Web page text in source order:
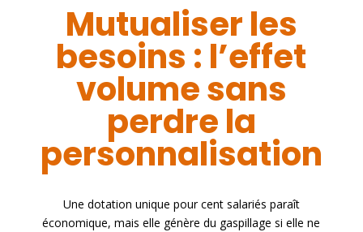
Mutualiser les
besoins : l’effet
volume sans
perdre la
personnalisation
Une dotation unique pour cent salariés paraît
économique, mais elle génère du gaspillage si elle ne